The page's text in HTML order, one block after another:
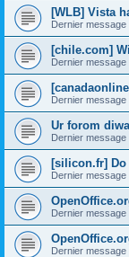
[WLB] Vista
Dernier message
[chile.com]
Dernier message
Dernier message
Ur forom
Dernier message
[silicon.fr]
Dernier message
Dernier message
Dernier message